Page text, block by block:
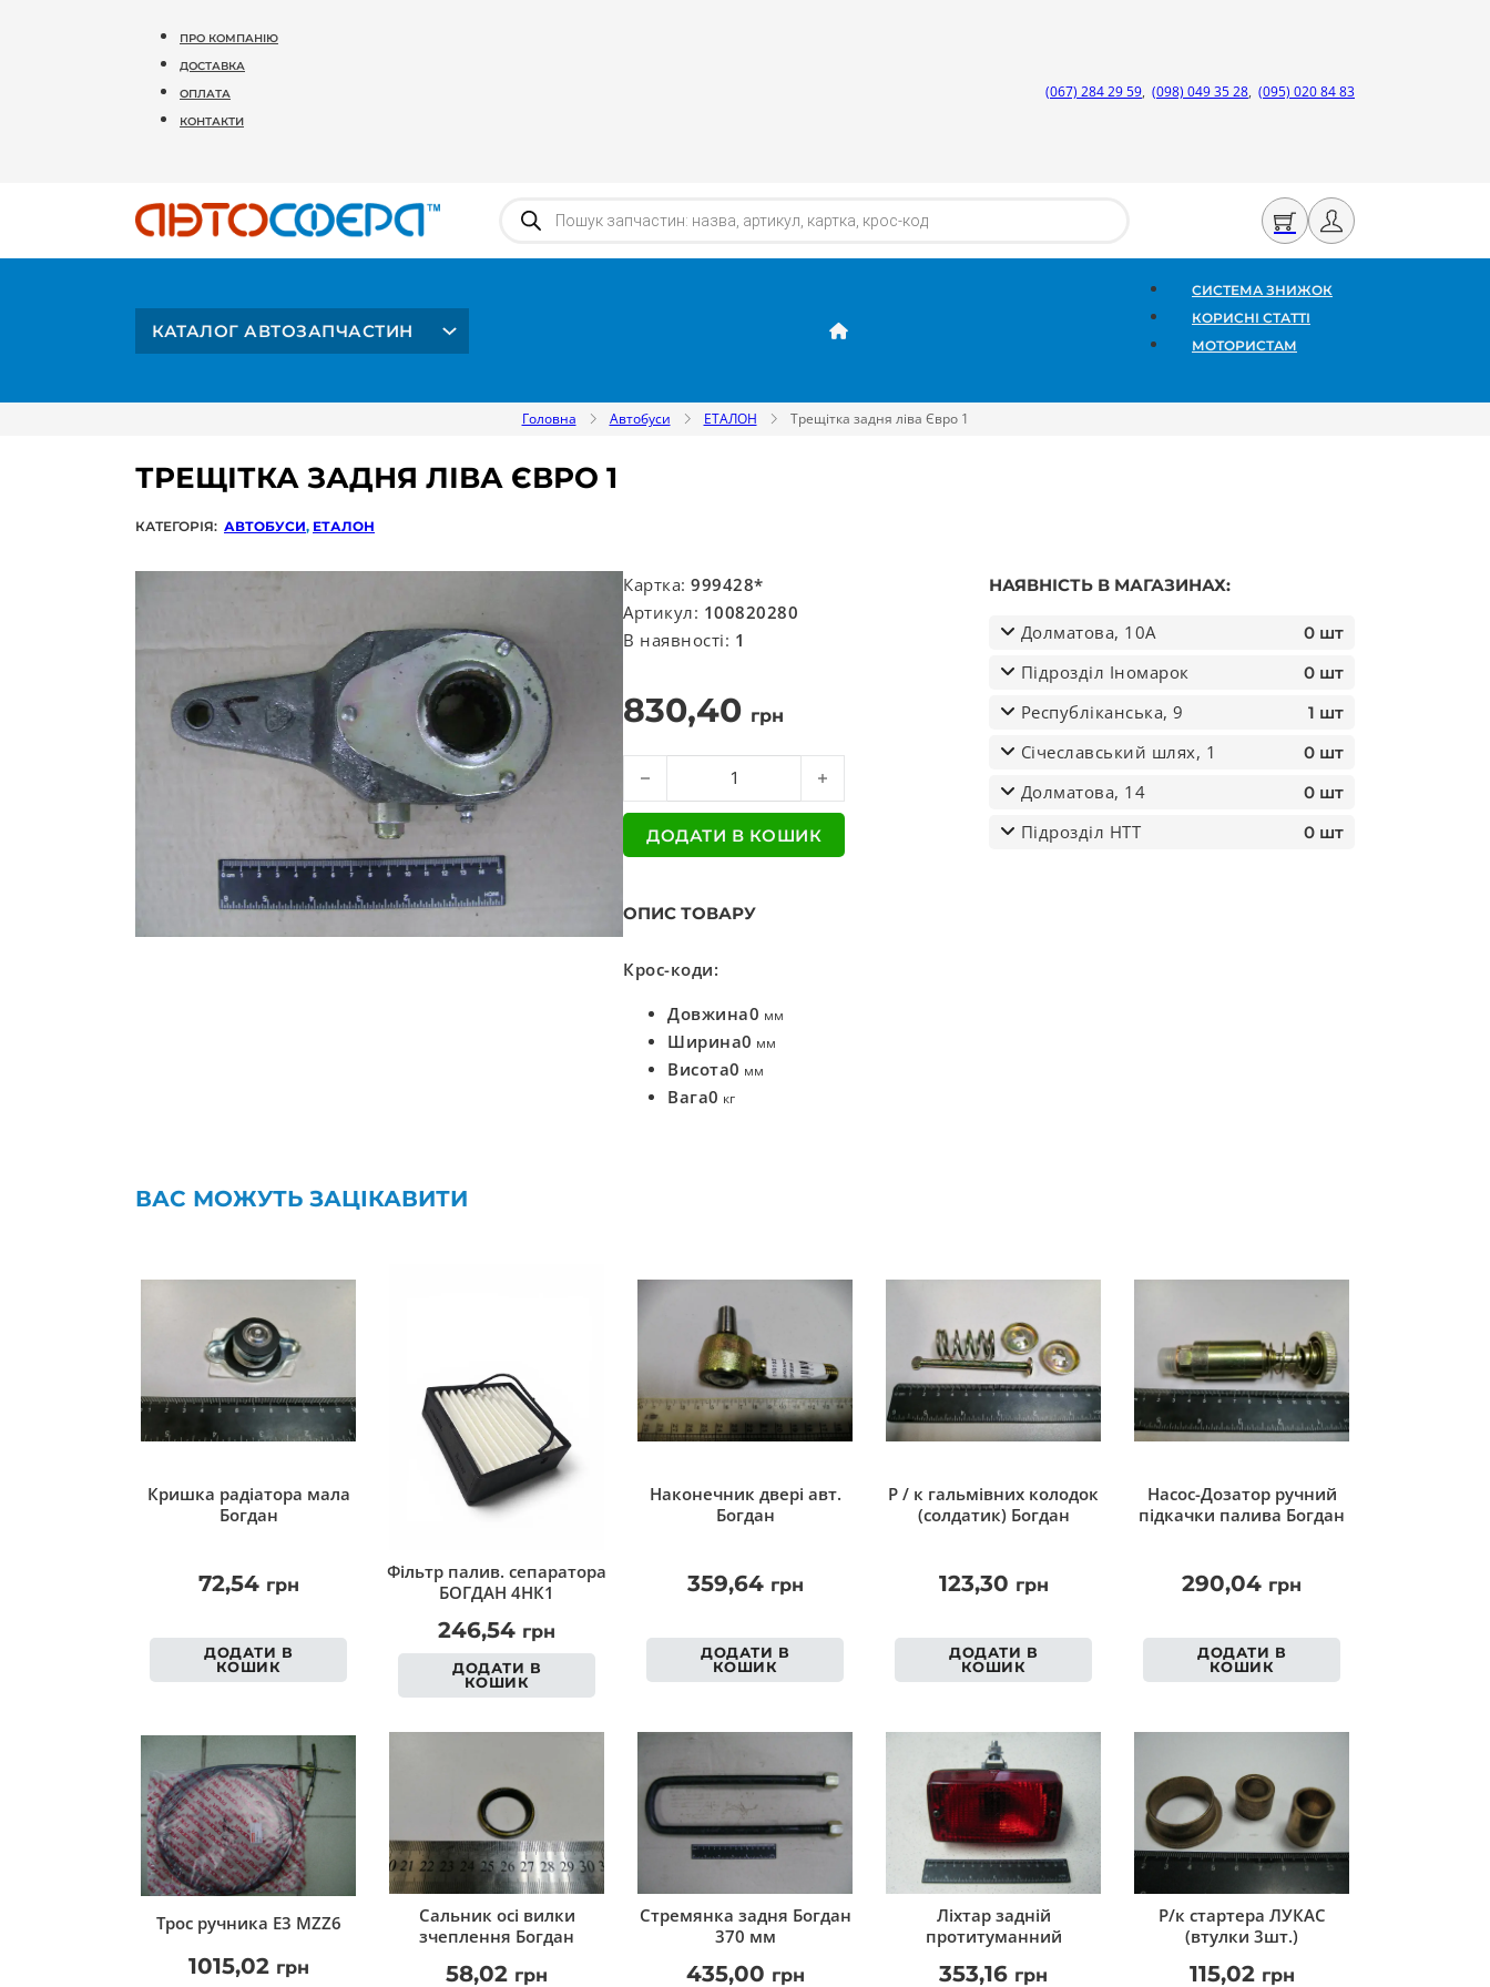
ПРО КОМПАНІЮ
ДОСТАВКА
ОПЛАТА
КОНТАКТИ
(067) 284 29 59, (098) 049 35 28, (095) 020 84 83
Products search
КАТАЛОГ АВТОЗАПЧАСТИН
СИСТЕМА ЗНИЖОК
КОРИСНІ СТАТТІ
МОТОРИСТАМ
Головна Автобуси ЕТАЛОН Трещітка задня ліва Євро 1
ТРЕЩІТКА ЗАДНЯ ЛІВА ЄВРО 1
КАТЕГОРІЯ: АВТОБУСИ, ЕТАЛОН
Картка: 999428*
Артикул: 100820280
В наявності: 1
830,40 грн
Трещітка задня ліва Євро 1 кількість
ДОДАТИ В КОШИК
НАЯВНІСТЬ В МАГАЗИНАХ:
Долматова, 10А 0 шт
Підрозділ Іномарок 0 шт
Республіканська, 9 1 шт
Січеславський шлях, 1 0 шт
Долматова, 14 0 шт
Підрозділ НТТ 0 шт
ОПИС ТОВАРУ
Крос-коди:
Довжина0 мм
Ширина0 мм
Висота0 мм
Вага0 кг
ВАС МОЖУТЬ ЗАЦІКАВИТИ
Кришка радіатора мала
Богдан
72,54 грн
ДОДАТИ В
КОШИК
Фільтр палив. сепаратора
БОГДАН 4НК1
246,54 грн
ДОДАТИ В
КОШИК
Наконечник двері авт.
Богдан
359,64 грн
ДОДАТИ В
КОШИК
Р / к гальмівних колодок
(солдатик) Богдан
123,30 грн
ДОДАТИ В
КОШИК
Насос-Дозатор ручний
підкачки палива Богдан
290,04 грн
ДОДАТИ В
КОШИК
Трос ручника Е3 MZZ6
1015,02 грн
Сальник осі вилки
зчеплення Богдан
58,02 грн
Стремянка задня Богдан
370 мм
435,00 грн
Ліхтар задній
протитуманний
353,16 грн
Р/к стартера ЛУКАС
(втулки 3шт.)
115,02 грн